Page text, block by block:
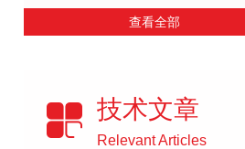
查看全部
技术文章
Relevant Articles